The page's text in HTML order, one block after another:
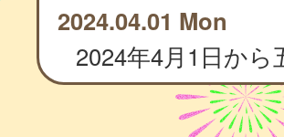
2024.04.01 Mon